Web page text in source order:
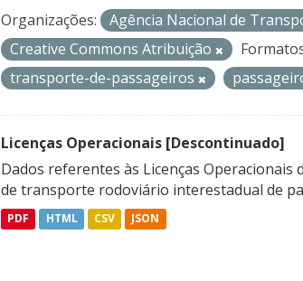
Organizações: Agência Nacional de
Creative Commons Atribuição
transporte-de-passageiros
Licenças Operacionais [Descontinuado]
Dados referentes às Licenças
de transporte rodoviário interestadual de
PDF HTML CSV JSON